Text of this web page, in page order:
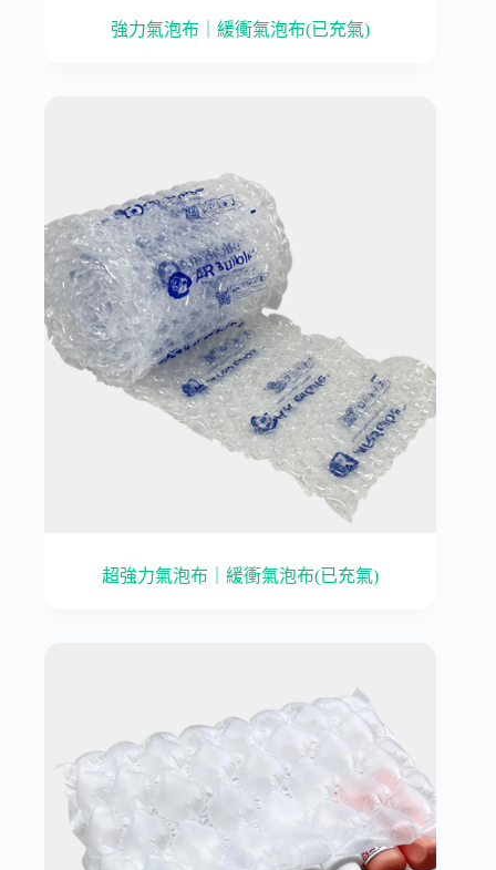
強力氣泡布｜緩衝氣泡布(已充氣)
超強力氣泡布｜緩衝氣泡布(已充氣)